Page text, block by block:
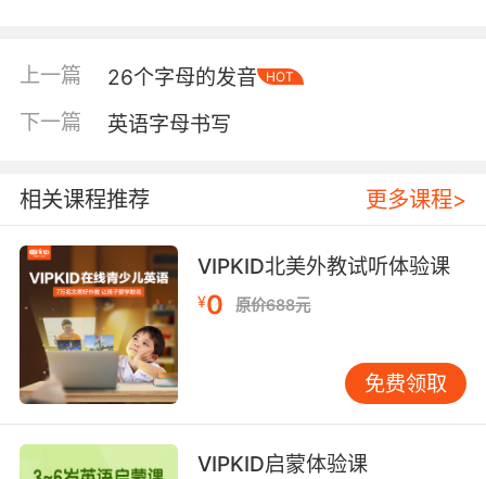
大写和小写。
我们看一下这些字母的读音， Aa Bb Cc Dd Ee
它们写法上的区别了吗？
上一篇 26个字母的发音 HOT
下一篇 英语字母书写
相关课程推荐 更多课程>
VIPKID北美外教试听体验课
¥0 原价688元
免费领取
VIPKID启蒙体验课